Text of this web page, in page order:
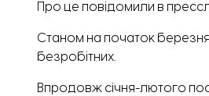
Про це повідомили в
Станом на початок березня
безробітних.
Впродовж січня-лютого